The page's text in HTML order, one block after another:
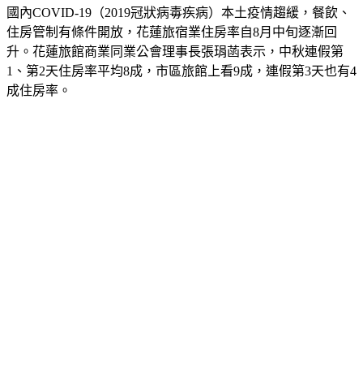
國內COVID-19（2019冠狀病毒疾病）本土疫情趨緩，餐飲、
住房管制有條件開放，花蓮旅宿業住房率自8月中旬逐漸回
升。花蓮旅館商業同業公會理事長張琄菡表示，中秋連假第
1、第2天住房率平均8成，市區旅館上看9成，連假第3天也有4
成住房率。